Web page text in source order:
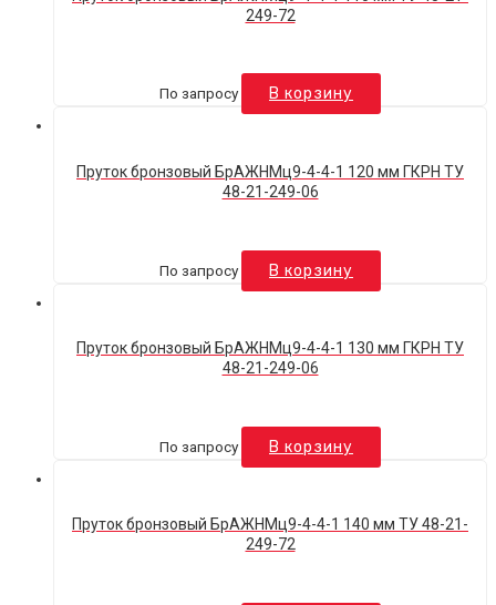
249-72
По запросу В корзину
Пруток бронзовый БрАЖНМц9-4-4-1 120 мм ГКРН ТУ
48-21-249-06
По запросу В корзину
Пруток бронзовый БрАЖНМц9-4-4-1 130 мм ГКРН ТУ
48-21-249-06
По запросу В корзину
Пруток бронзовый БрАЖНМц9-4-4-1 140 мм ТУ 48-21-
249-72